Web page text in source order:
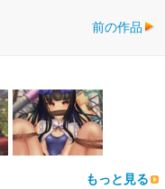
前の作品
もっと見る